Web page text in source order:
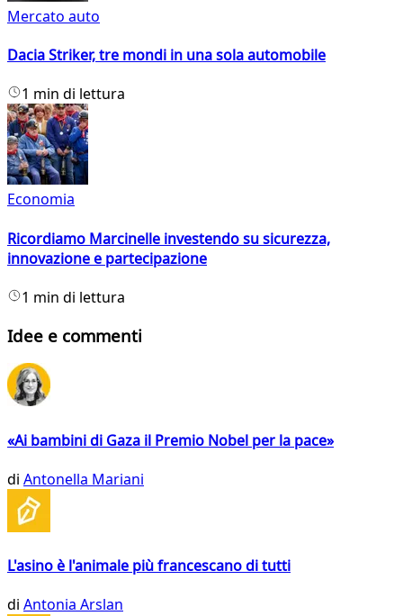
Mercato auto
Dacia Striker, tre mondi in una sola automobile
1 min di lettura
Economia
Ricordiamo Marcinelle investendo su sicurezza,
innovazione e partecipazione
1 min di lettura
Idee e commenti
«Ai bambini di Gaza il Premio Nobel per la pace»
di Antonella Mariani
L'asino è l'animale più francescano di tutti
di Antonia Arslan